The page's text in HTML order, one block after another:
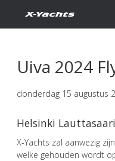
Uiva 2024
donderdag 15 augustus
Helsinki
X-Yachts zal aanwezig
welke gehouden wordt